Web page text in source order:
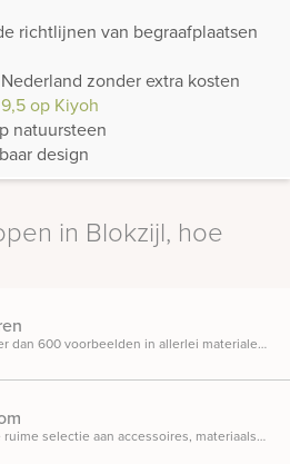
richtlijnen van begraafplaatsen
zonder extra kosten
9,5 op Kiyoh
natuursteen
design
in Blokzijl, hoe
Bekijk meer dan 600 voorbeelden in allerlei materialen, ontwerpen en designs opgesteld in onze inspiratietuin.
Ontdek de ruime selectie aan accessoires, materiaalsoorten en beletteringsmogelijkheden.